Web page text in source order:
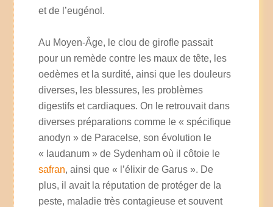
et de l’eugénol.
Au Moyen-Âge, le clou de girofle passait
pour un remède contre les maux de tête, les
oedèmes et la surdité, ainsi que les douleurs
diverses, les blessures, les problèmes
digestifs et cardiaques. On le retrouvait dans
diverses préparations comme le « spécifique
anodyn » de Paracelse, son évolution le
« laudanum » de Sydenham où il côtoie le
safran, ainsi que « l’élixir de Garus ». De
plus, il avait la réputation de protéger de la
peste, maladie très contagieuse et souvent